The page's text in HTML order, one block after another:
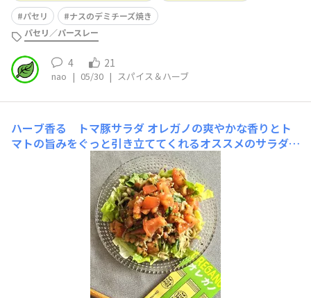
パセリ
ナスのデミチーズ焼き
パセリ／パースレー
4 21
nao | 05/30 | スパイス＆ハーブ
ハーブ香る トマ豚サラダ オレガノの爽やかな香りとト
マトの旨みをぐっと引き立ててくれるオススメのサラダを
紹介します🥗✨レンジで手軽に作れるのに豚肉の満足感と
えのきの食べごたえで腹持ちも◎えのきは食物繊維も豊富
なので腸活やダイエット中にも嬉しい一皿です☺️トマト×
オレガノの組み合わせは間違いなしですね🍅【材料】・ト